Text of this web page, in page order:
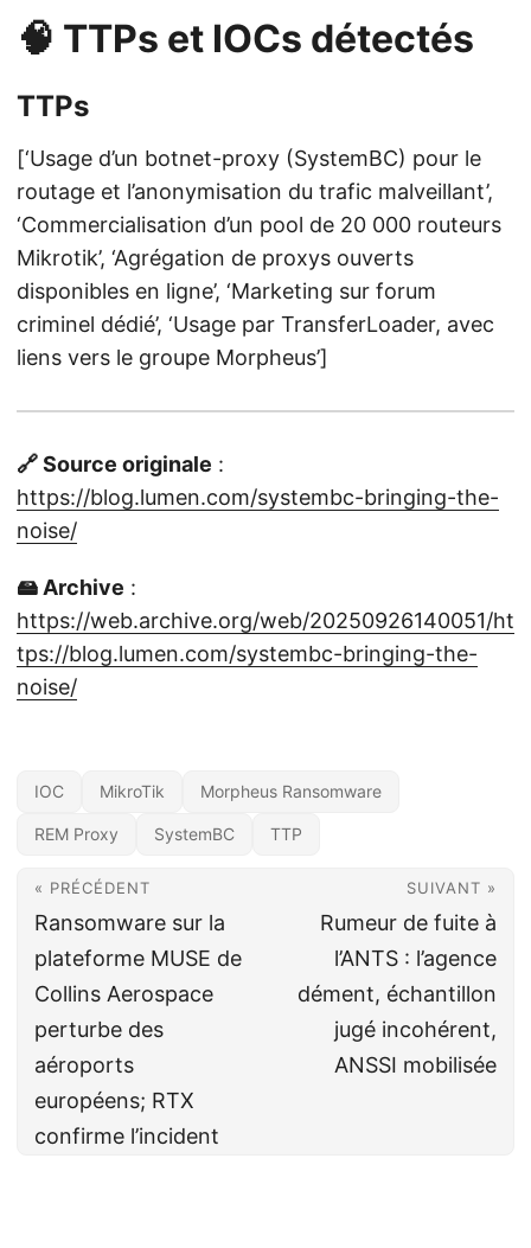
🧠 TTPs et IOCs détectés
TTPs
[‘Usage d’un botnet-proxy (SystemBC) pour le
routage et l’anonymisation du trafic malveillant’,
‘Commercialisation d’un pool de 20 000 routeurs
Mikrotik’, ‘Agrégation de proxys ouverts
disponibles en ligne’, ‘Marketing sur forum
criminel dédié’, ‘Usage par TransferLoader, avec
liens vers le groupe Morpheus’]
🔗 Source originale :
https://blog.lumen.com/systembc-bringing-the-
noise/
🖴 Archive :
https://web.archive.org/web/20250926140051/ht
tps://blog.lumen.com/systembc-bringing-the-
noise/
IOC MikroTik Morpheus Ransomware
REM Proxy SystemBC TTP
« PRÉCÉDENT
Ransomware sur la
plateforme MUSE de
Collins Aerospace
perturbe des
aéroports
européens; RTX
confirme l’incident
SUIVANT »
Rumeur de fuite à
l’ANTS : l’agence
dément, échantillon
jugé incohérent,
ANSSI mobilisée